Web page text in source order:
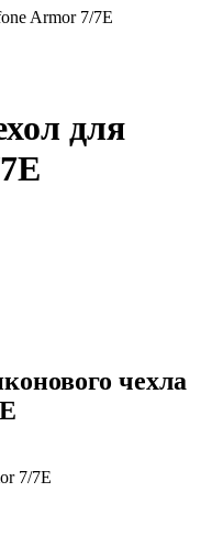
Armor 7/7E
для
чехла
7/7E